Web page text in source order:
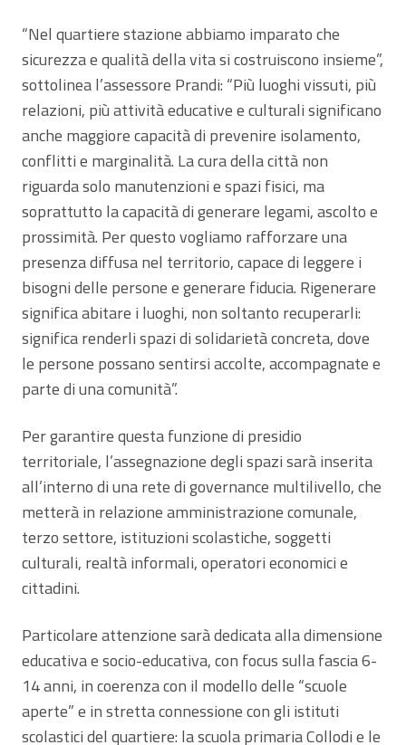
“Nel quartiere stazione abbiamo imparato che
sicurezza e qualità della vita si costruiscono insieme”,
sottolinea l’assessore Prandi: “Più luoghi vissuti, più
relazioni, più attività educative e culturali significano
anche maggiore capacità di prevenire isolamento,
conflitti e marginalità. La cura della città non
riguarda solo manutenzioni e spazi fisici, ma
soprattutto la capacità di generare legami, ascolto e
prossimità. Per questo vogliamo rafforzare una
presenza diffusa nel territorio, capace di leggere i
bisogni delle persone e generare fiducia. Rigenerare
significa abitare i luoghi, non soltanto recuperarli:
significa renderli spazi di solidarietà concreta, dove
le persone possano sentirsi accolte, accompagnate e
parte di una comunità”.
Per garantire questa funzione di presidio
territoriale, l’assegnazione degli spazi sarà inserita
all’interno di una rete di governance multilivello, che
metterà in relazione amministrazione comunale,
terzo settore, istituzioni scolastiche, soggetti
culturali, realtà informali, operatori economici e
cittadini.
Particolare attenzione sarà dedicata alla dimensione
educativa e socio-educativa, con focus sulla fascia 6-
14 anni, in coerenza con il modello delle “scuole
aperte” e in stretta connessione con gli istituti
scolastici del quartiere: la scuola primaria Collodi e le